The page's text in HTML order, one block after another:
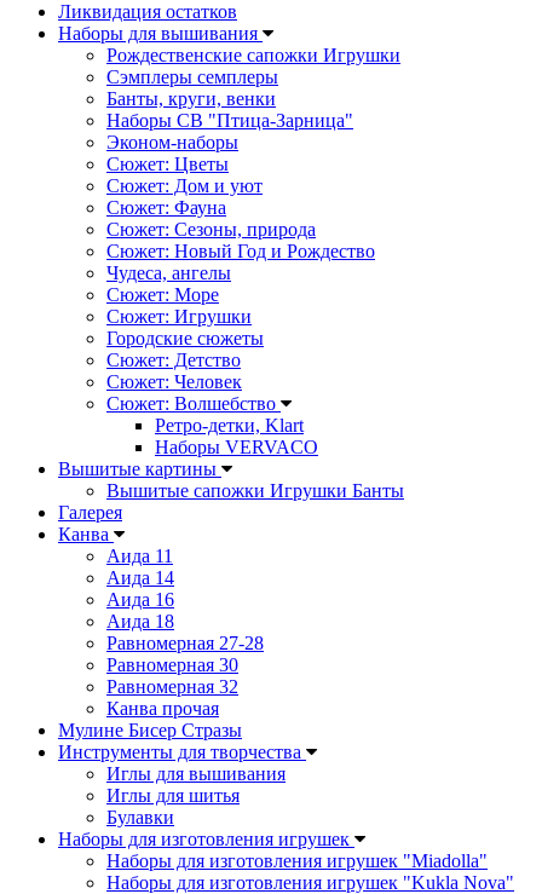
Ликвидация остатков
Наборы для вышивания
Рождественские сапожки Игрушки
Сэмплеры семплеры
Банты, круги, венки
Наборы СВ "Птица-Зарница"
Эконом-наборы
Сюжет: Цветы
Сюжет: Дом и уют
Сюжет: Фауна
Сюжет: Сезоны, природа
Сюжет: Новый Год и Рождество
Чудеса, ангелы
Сюжет: Море
Сюжет: Игрушки
Городские сюжеты
Сюжет: Детство
Сюжет: Человек
Сюжет: Волшебство
Ретро-детки, Klart
Наборы VERVACO
Вышитые картины
Вышитые сапожки Игрушки Банты
Галерея
Канва
Аида 11
Аида 14
Аида 16
Аида 18
Равномерная 27-28
Равномерная 30
Равномерная 32
Канва прочая
Мулине Бисер Стразы
Инструменты для творчества
Иглы для вышивания
Иглы для шитья
Булавки
Наборы для изготовления игрушек
Наборы для изготовления игрушек "Miadolla"
Наборы для изготовления игрушек "Kukla Nova"